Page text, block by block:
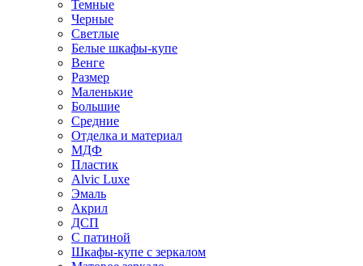
Темные
Черные
Светлые
Белые шкафы-купе
Венге
Размер
Маленькие
Большие
Средние
Отделка и материал
МДФ
Пластик
Alvic Luxe
Эмаль
Акрил
ДСП
С патиной
Шкафы-купе с зеркалом